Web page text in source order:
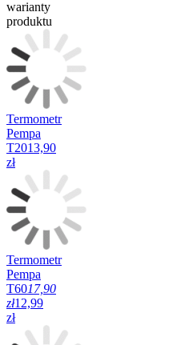
warianty
produktu
Termometr
Pempa
T2013,90
zł
Termometr
Pempa
T6017,90
zł12,99
zł